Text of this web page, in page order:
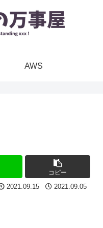
AWS
コピー
2021.09.15 2021.09.05